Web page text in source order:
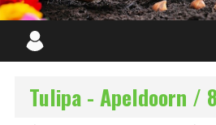
Tulipa - Apeldoorn /